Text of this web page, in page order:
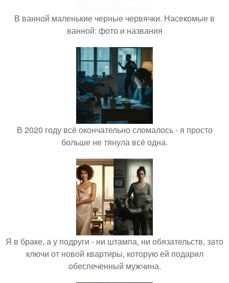
В ванной маленькие черные червячки. Насекомые в
ванной: фото и названия
В 2020 году всё окончательно сломалось - я просто
больше не тянула всё одна.
Я в браке, а у подруги - ни штампа, ни обязательств, зато
ключи от новой квартиры, которую ей подарил
обеспеченный мужчина.